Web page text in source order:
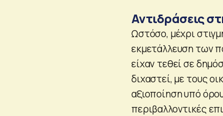
Αντιδράσεις
Ωστόσο, μέχρι
εκμετάλλευση των
είχαν τεθεί σε
διχαστεί, με τους
αξιοποίηση υπό
περιβαλλοντικές